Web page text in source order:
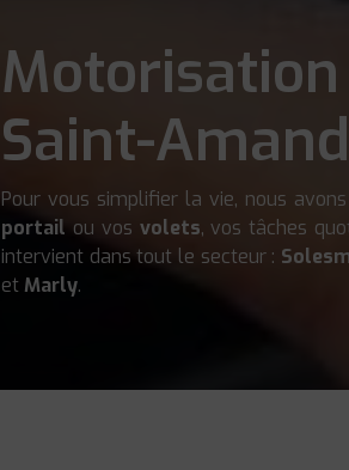
Saint-
Pour vous simplifier la vie, nous
portail ou vos volets, vos tâches
intervient dans tout le secteur :
et Marly.